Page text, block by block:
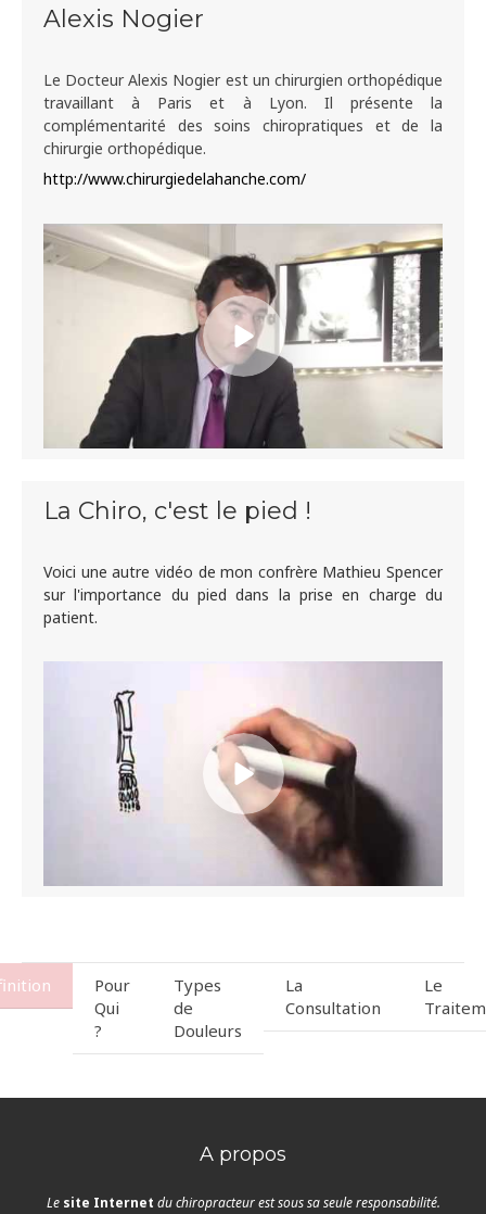
Alexis Nogier
Le Docteur Alexis Nogier est un chirurgien orthopédique
travaillant à Paris et à Lyon. Il présente la
complémentarité des soins chiropratiques et de la
chirurgie orthopédique.
http://www.chirurgiedelahanche.com/
La Chiro, c'est le pied !
Voici une autre vidéo de mon confrère Mathieu Spencer
sur l'importance du pied dans la prise en charge du
patient.
Pour
Qui
?
Types
de
Douleurs
La
Consultation
Le
A propos
Le site Internet du chiropracteur est sous sa seule responsabilité.